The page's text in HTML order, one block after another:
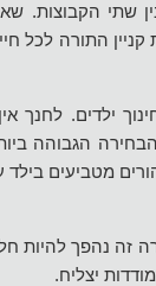
שתי הקבוצות.
התורה לכל
ילדים. לחנך
הגבוהה
מטביעים
זה נהפך
יצליח.